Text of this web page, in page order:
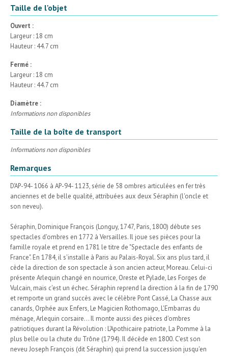
Taille de l'objet
Ouvert :
Largeur : 18 cm
Hauteur : 44.7 cm
Fermé :
Largeur : 18 cm
Hauteur : 44.7 cm
Diamètre :
Informations non disponibles
Taille de la boîte de transport
Informations non disponibles
Remarques
D'AP-94- 1066 à AP-94- 1123, série de 58 ombres articulées en fer très
anciennes et de belle qualité, attribuées aux deux Séraphin (l'oncle et
son neveu).
Séraphin, Dominique François (Longuy, 1747, Paris, 1800) débute ses
spectacles d'ombres en 1772 à Versailles. Il joue ses pièces pour la
famille royale et prend en 1781 le titre de "Spectacle des enfants de
France". En 1784, il s'installe à Paris au Palais-Royal. Six ans plus tard, il
cède la direction de son spectacle à son ancien acteur, Moreau. Celui-ci
présente Arlequin changé en nourrice, Oreste et Pylade, Les Forges de
Vulcain, mais c'est un échec. Séraphin reprend la direction à la fin de 1790
et remporte un grand succès avec le célèbre Pont Cassé, La Chasse aux
canards, Orphée aux Enfers, Le Magicien Rothomago, L'Embarras du
ménage, Arlequin corsaire... Il monte aussi des pièces d'ombres
patriotiques durant la Révolution : L'Apothicaire patriote, La Pomme à la
plus belle ou la chute du Trône (1794). Il décède en 1800. C'est son
neveu Joseph François (dit Séraphin) qui prend la succession jusqu'en